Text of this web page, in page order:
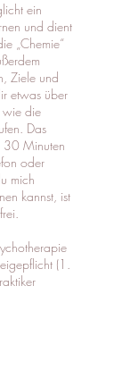
ein
und dient
„Chemie“
Ziele und
etwas über
wie die
Das
30 Minuten
oder
mich
kannst, ist
(1.